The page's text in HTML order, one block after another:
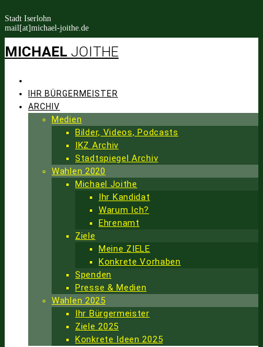
Stadt Iserlohn
mail[at]michael-joithe.de
MICHAEL JOITHE
IHR BÜRGERMEISTER
ARCHIV
Medien
Bilder, Videos, Podcasts
IKZ Archiv
Stadtspiegel Archiv
Wahlen 2020
Michael Joithe
Ihr Kandidat
Warum Ich?
Ehrenamt
Ziele
Meine ZIELE
Konkrete Vorhaben
Spenden
Presse & Medien
Wahlen 2025
Ihr Bürgermeister
Ziele 2025
Konkrete Ideen 2025